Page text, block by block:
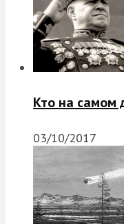
Кто на самом
03/10/2017